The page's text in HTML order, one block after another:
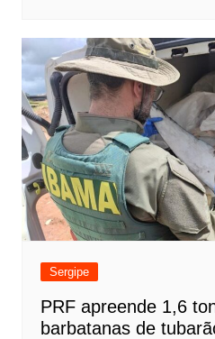
Sergipe
PRF apreende 1,6
barbatanas de